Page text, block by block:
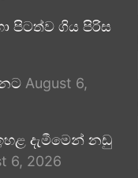
පිටත්ව ගිය පිරිස
August 6,
දැමීමෙන් නඩු
6, 2026